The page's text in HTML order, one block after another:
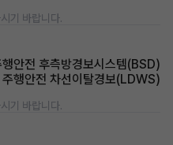
기 바랍니다.
행안전 후측방경보시스템(BSD)
주행안전 차선이탈경보(LDWS)
기 바랍니다.